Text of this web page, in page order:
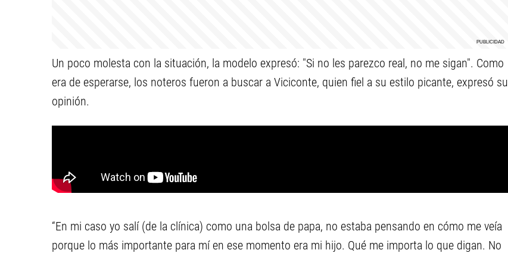
Un poco molesta con la situación, la modelo expresó: "Si no les parezco real, no me sigan". Como
era de esperarse, los noteros fueron a buscar a Viciconte, quien fiel a su estilo picante, expresó su
opinión.
“En mi caso yo salí (de la clínica) como una bolsa de papa, no estaba pensando en cómo me veía
porque lo más importante para mí en ese momento era mi hijo. Qué me importa lo que digan. No